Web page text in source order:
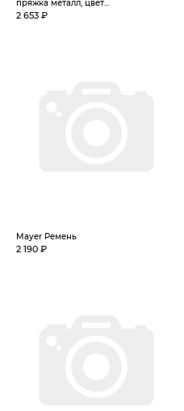
пряжка металл, цвет...
2 653 ₽
Mayer Ремень
2 190 ₽